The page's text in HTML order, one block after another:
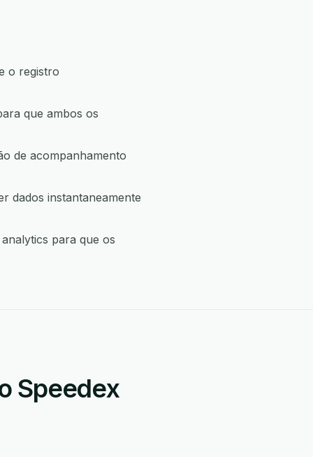
o registro
que ambos os
de acompanhamento
dados instantaneamente
para que os
Speedex